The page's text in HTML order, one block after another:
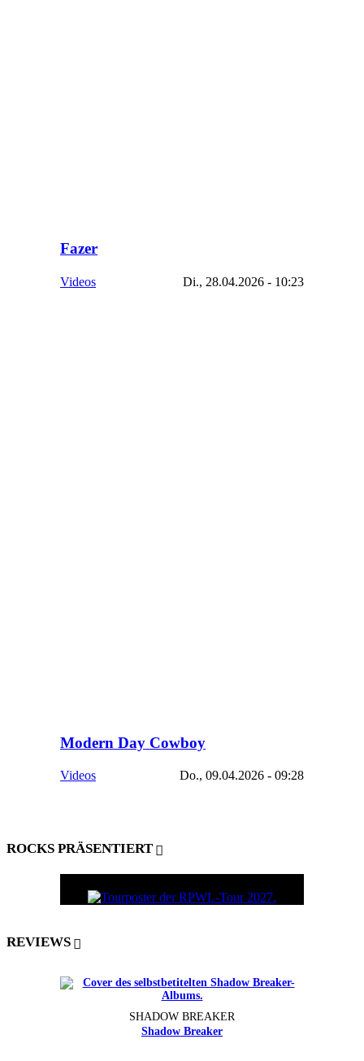
Fazer
Videos Di., 28.04.2026 - 10:23
Modern Day Cowboy
Videos Do., 09.04.2026 - 09:28
ROCKS PRÄSENTIERT
REVIEWS
SHADOW BREAKER
Shadow Breaker